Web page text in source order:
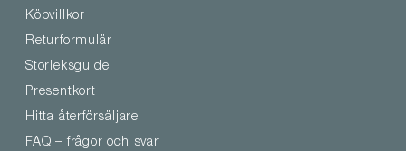
Köpvillkor
Returformulär
Storleksguide
Presentkort
Hitta återförsäljare
FAQ – frågor och svar